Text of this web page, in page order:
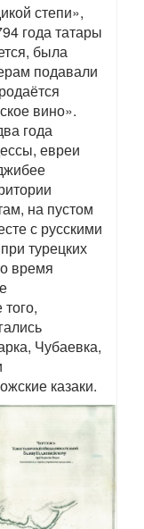
степи»,
года татары
была
подавали
вино».
года
евреи
на пустом
с русскими
турецких
время
Чубаевка,
казаки.